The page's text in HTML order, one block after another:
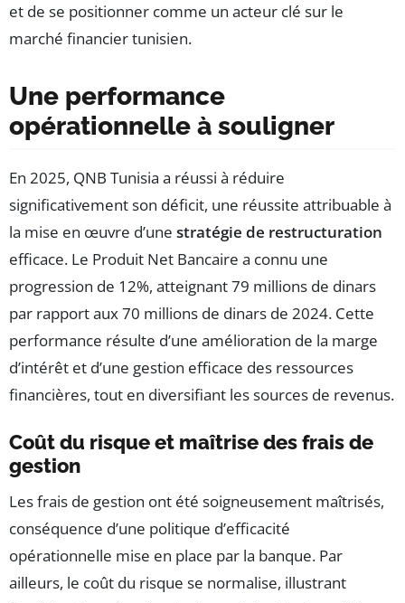
et de se positionner comme un acteur clé sur le
marché financier tunisien.
Une performance
opérationnelle à souligner
En 2025, QNB Tunisia a réussi à réduire
significativement son déficit, une réussite attribuable à
la mise en œuvre d’une stratégie de restructuration
efficace. Le Produit Net Bancaire a connu une
progression de 12%, atteignant 79 millions de dinars
par rapport aux 70 millions de dinars de 2024. Cette
performance résulte d’une amélioration de la marge
d’intérêt et d’une gestion efficace des ressources
financières, tout en diversifiant les sources de revenus.
Coût du risque et maîtrise des frais de
gestion
Les frais de gestion ont été soigneusement maîtrisés,
conséquence d’une politique d’efficacité
opérationnelle mise en place par la banque. Par
ailleurs, le coût du risque se normalise, illustrant